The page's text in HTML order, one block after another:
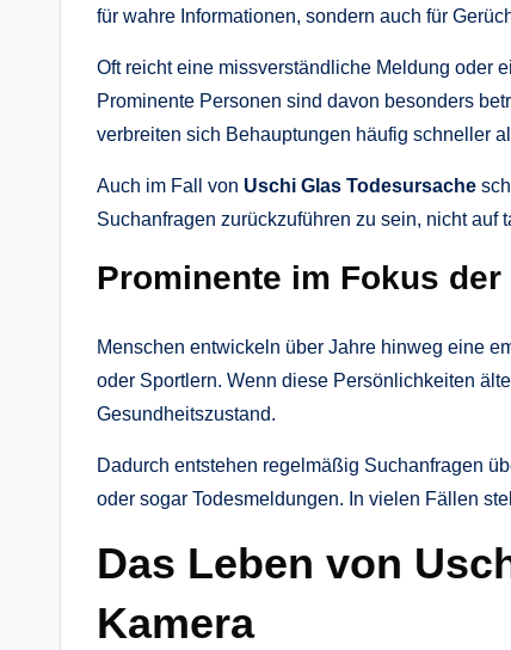
für wahre Informationen, sondern auch für
Oft reicht eine missverständliche Meldung oder
Prominente Personen sind davon besonders
verbreiten sich Behauptungen häufig schneller
Auch im Fall von Uschi Glas Todesursache
Suchanfragen zurückzuführen zu sein, nicht auf
Prominente im Fokus
Menschen entwickeln über Jahre hinweg eine
oder Sportlern. Wenn diese Persönlichkeiten
Gesundheitszustand.
Dadurch entstehen regelmäßig Suchanfragen
oder sogar Todesmeldungen. In vielen Fällen
Das Leben von
Kamera